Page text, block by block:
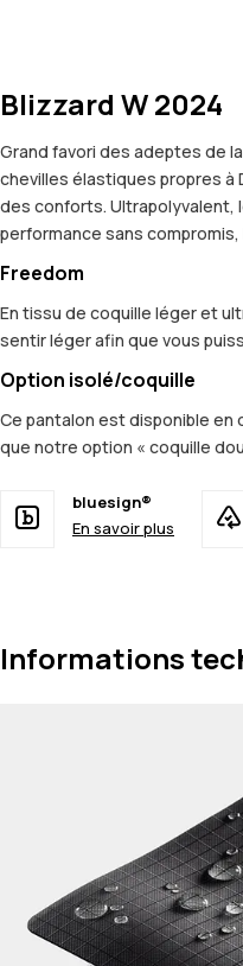
Blizzard W 2024
Grand favori des adeptes de
chevilles élastiques propres
des conforts. Ultrapolyvalent,
performance sans
Freedom
En tissu de coquille léger et
sentir léger afin que vous
Option isolé/coquille
Ce pantalon est disponible en
que notre option « coquille
bluesign®
En savoir plus
Informations